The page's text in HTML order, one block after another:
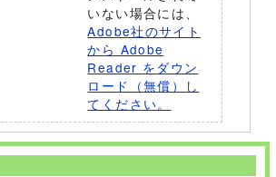
いない場合には、
Adobe社のサイト
から Adobe
Reader をダウン
ロード（無償）し
てください。